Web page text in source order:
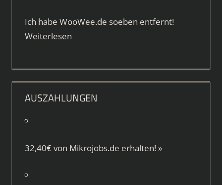
Ich habe WooWee.de soeben entfernt!
Weiterlesen
AUSZAHLUNGEN
32,40€ von Mikrojobs.de erhalten! »